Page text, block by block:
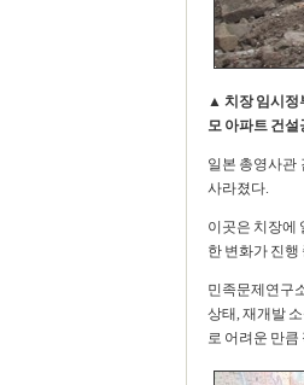
▲ 치장 임시정
모 아파트 건
일본 총영사관
사라졌다.
이곳은 치장에
한 변화가 진행
민족문제연구
상태, 재개발
로 어려운 만